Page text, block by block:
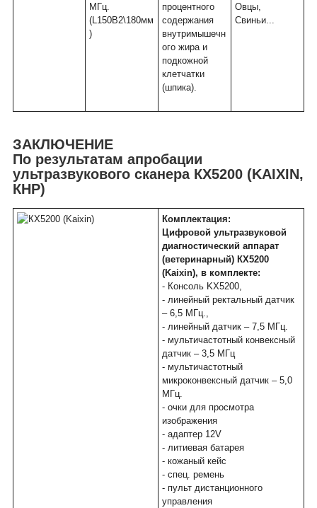
МГц.
(L150B2\180мм
)
процентного
содержания
внутримышечн
ого жира и
подкожной
клетчатки
(шпика).
Овцы,
Свиньи...
ЗАКЛЮЧЕНИЕ
По результатам апробации
ультразвукового сканера КХ5200 (KAIXIN,
КНР)
Комплектация:
Цифровой ультразвуковой
диагностический аппарат
(ветеринарный) КХ5200
(Kaixin), в комплекте:
- Консоль KX5200,
- линейный ректальный датчик
– 6,5 МГц.,
- линейный датчик – 7,5 МГц.
- мультичастотный конвексный
датчик – 3,5 МГц
- мультичастотный
микроконвексный датчик – 5,0
МГц.
- очки для просмотра
изображения
- адаптер 12V
- литиевая батарея
- кожаный кейс
- спец. ремень
- пульт дистанционного
управления